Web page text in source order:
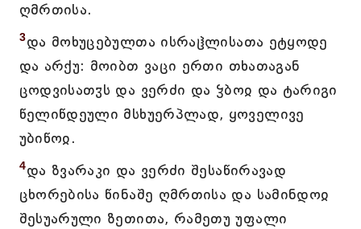
ღმრთისა.
3და მოხუცებულთა ისრაჱლისათა ეტყოდე
და არქუ: მოიბთ ვაცი ერთი თხათაგან
ცოდვისათჳს და ვერძი და ჴბოჲ და ტარიგი
წელიწდეული მსხუერპლად, ყოველივე
უბიწოჲ.
4და ზვარაკი და ვერძი შესაწირავად
ცხორებისა წინაშე ღმრთისა და სამინდოჲ
შესუარული ზეთითა, რამეთუ უფალი